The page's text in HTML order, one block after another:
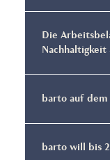
Die
Nachhaltigkeit
barto auf
barto will bis